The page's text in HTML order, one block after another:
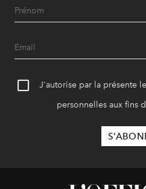
J'autorise par la présente
personnelles aux fins